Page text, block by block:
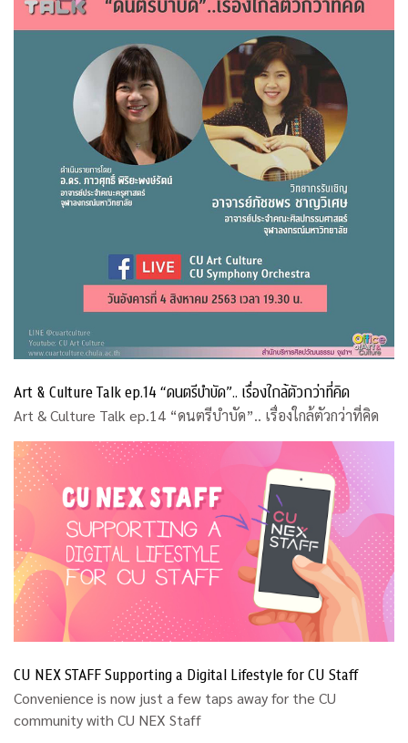
Art & Culture Talk ep.14 “ดนตรีบำบัด”.. เรื่องใกล้ตัวกว่าที่คิด
Art & Culture Talk ep.14 “ดนตรีบำบัด”.. เรื่องใกล้ตัวกว่าที่คิด
CU NEX STAFF Supporting a Digital Lifestyle for CU Staff
Convenience is now just a few taps away for the CU
community with CU NEX Staff